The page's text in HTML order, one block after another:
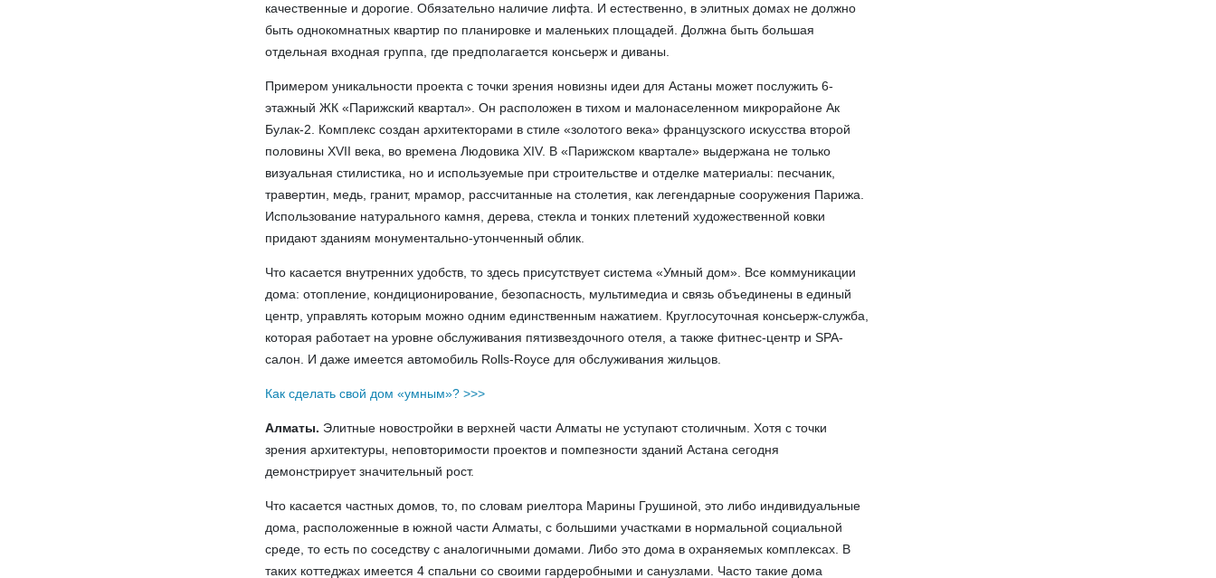
качественные и дорогие. Обязательно наличие лифта. И естественно, в элитных домах не должно
быть однокомнатных квартир по планировке и маленьких площадей. Должна быть большая
отдельная входная группа, где предполагается консьерж и диваны.
Примером уникальности проекта с точки зрения новизны идеи для Астаны может послужить 6-
этажный ЖК «Парижский квартал». Он расположен в тихом и малонаселенном микрорайоне Ак
Булак-2. Комплекс создан архитекторами в стиле «золотого века» французского искусства второй
половины XVII века, во времена Людовика XIV. В «Парижском квартале» выдержана не только
визуальная стилистика, но и используемые при строительстве и отделке материалы: песчаник,
травертин, медь, гранит, мрамор, рассчитанные на столетия, как легендарные сооружения Парижа.
Использование натурального камня, дерева, стекла и тонких плетений художественной ковки
придают зданиям монументально-утонченный облик.
Что касается внутренних удобств, то здесь присутствует система «Умный дом». Все коммуникации
дома: отопление, кондиционирование, безопасность, мультимедиа и связь объединены в единый
центр, управлять которым можно одним единственным нажатием. Круглосуточная консьерж-служба,
которая работает на уровне обслуживания пятизвездочного отеля, а также фитнес-центр и SPA-
салон. И даже имеется автомобиль Rolls-Royce для обслуживания жильцов.
Как сделать свой дом «умным»? >>>
Алматы. Элитные новостройки в верхней части Алматы не уступают столичным. Хотя с точки
зрения архитектуры, неповторимости проектов и помпезности зданий Астана сегодня
демонстрирует значительный рост.
Что касается частных домов, то, по словам риелтора Марины Грушиной, это либо индивидуальные
дома, расположенные в южной части Алматы, с большими участками в нормальной социальной
среде, то есть по соседству с аналогичными домами. Либо это дома в охраняемых комплексах. В
таких коттеджах имеется 4 спальни со своими гардеробными и санузлами. Часто такие дома